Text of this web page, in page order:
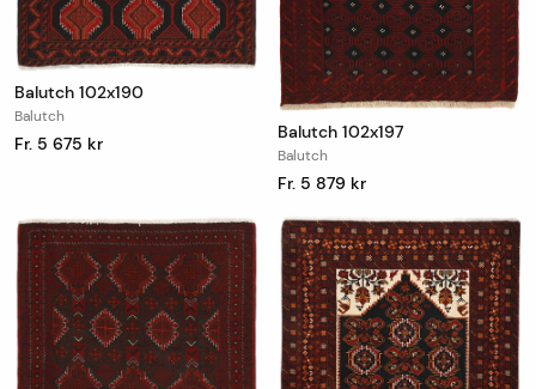
Balutch 102x190
Balutch
Fr. 5 675 kr
Balutch 102x197
Balutch
Fr. 5 879 kr